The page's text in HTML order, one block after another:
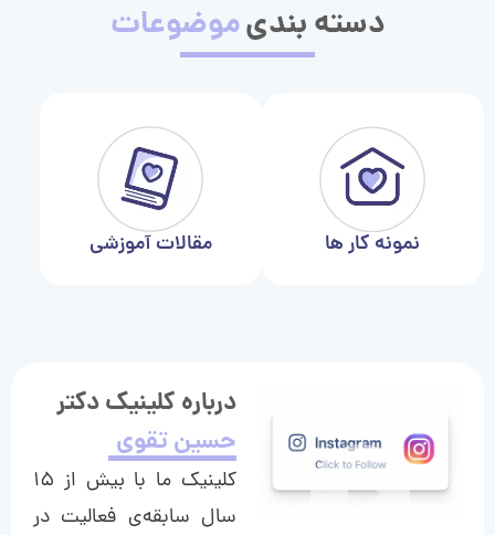
دسته بندیموضوعات
نمونه کار ها مقالات آموزشی
درباره کلینیک دکتر
حسین تقوی
کلینیک ما با بیش از ۱۵
سال سابقه‌ی فعالیت در